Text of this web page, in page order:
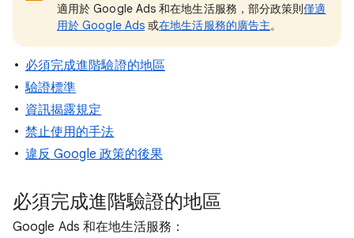
適用於 Google Ads 和在地生活服務，部分政策則僅適
用於 Google Ads 或在地生活服務的廣告主。
必須完成進階驗證的地區
驗證標準
資訊揭露規定
禁止使用的手法
違反 Google 政策的後果
必須完成進階驗證的地區
Google Ads 和在地生活服務：